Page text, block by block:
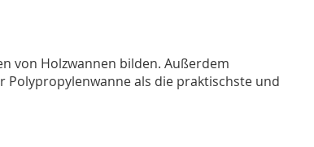
von Holzwannen bilden. Außerdem
Polypropylenwanne als die praktischste und